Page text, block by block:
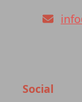
Social